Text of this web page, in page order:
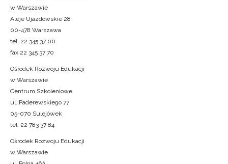
w Warszawie
Aleje Ujazdowskie 28
00-478 Warszawa
tel. 22 345 37 00
fax 22 345 37 70
Ośrodek Rozwoju Edukacji
w Warszawie
Centrum Szkoleniowe
ul. Paderewskiego 77
05-070 Sulejówek
tel. 22 783 37 84
Ośrodek Rozwoju Edukacji
w Warszawie